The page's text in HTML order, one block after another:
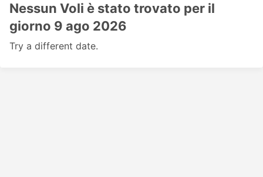
Nessun Voli è stato trovato per il
giorno 9 ago 2026
Try a different date.